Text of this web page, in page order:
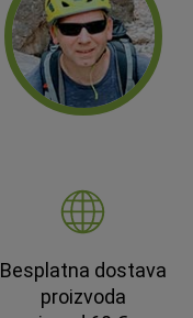
Besplatna dostava
proizvoda